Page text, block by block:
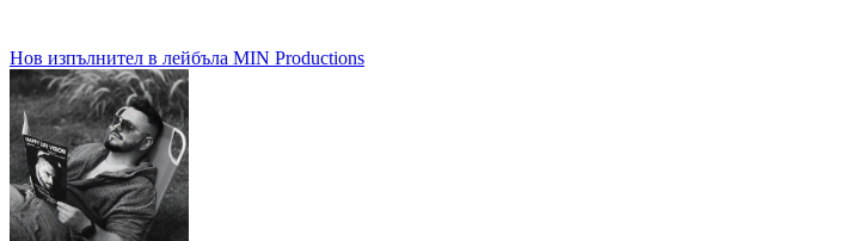
Навигация
Нов изпълнител в лейбъла MIN Productions